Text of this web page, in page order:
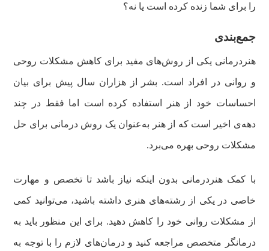
را برای شما زنده کرده است یا نه؟
جمع‌بندی
هنردرمانی یکی از روش‌های مفید برای کاهش مشکلات روحی
و روانی در افراد است. بشر از هزاران سال پیش برای بیان
احساسات خود از هنر استفاده کرده است اما فقط در چند
دهه‌ی اخیر است که از هنر به‌عنوان یک روش درمانی برای حل
مشکلات روحی بهره می‌برد.
با کمک هنردرمانی بدون اینکه نیاز باشد تا تخصص و مهارت
خاصی در یکی از رشته‌های هنری داشته باشید، می‌توانید کمی
از مشکلات روانی خود را کاهش دهید. برای این منظور باید به
درمانگر متخصص مراجعه کنید و درمان‌های لازم را با توجه به